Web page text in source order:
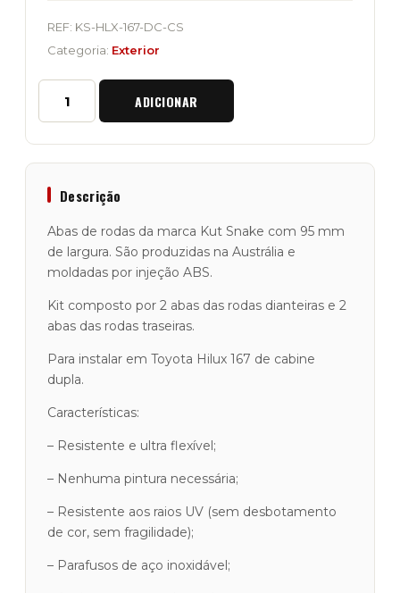
REF: KS-HLX-167-DC-CS
Categoria: Exterior
Quantidade
Kit
Kut
Snake
"95mm"
Hilux
167
Cabine
ADICIONAR
Descrição
Abas de rodas da marca Kut Snake com 95 mm
de largura. São produzidas na Austrália e
moldadas por injeção ABS.
Kit composto por 2 abas das rodas dianteiras e 2
abas das rodas traseiras.
Para instalar em Toyota Hilux 167 de cabine
dupla.
Características:
– Resistente e ultra flexível;
– Nenhuma pintura necessária;
– Resistente aos raios UV (sem desbotamento
de cor, sem fragilidade);
– Parafusos de aço inoxidável;